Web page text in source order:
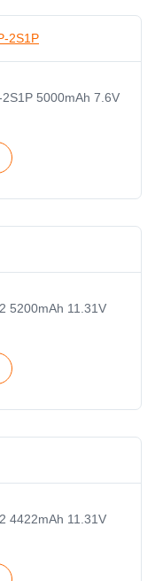
5000mAh 7.6V
5200mAh 11.31V
4422mAh 11.31V